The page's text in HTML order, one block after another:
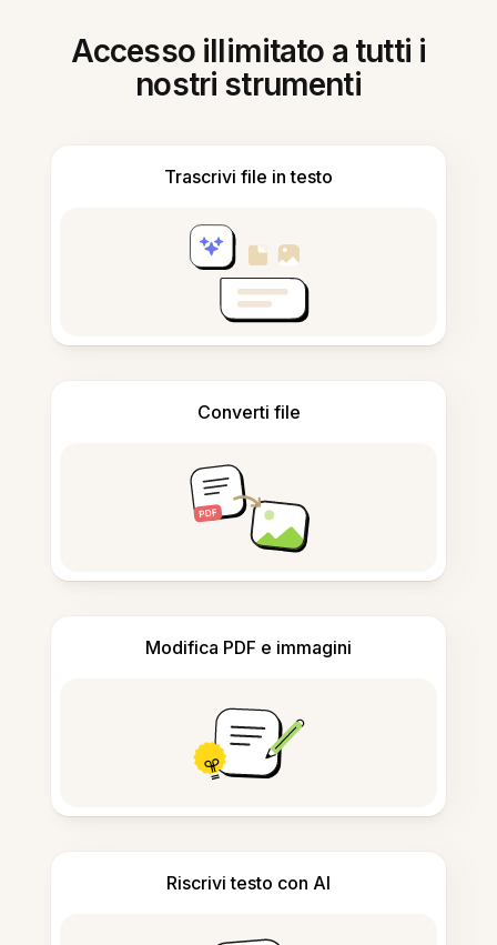
Accesso illimitato a tutti i
nostri strumenti
Trascrivi file in testo
Converti file
Modifica PDF e immagini
Riscrivi testo con AI